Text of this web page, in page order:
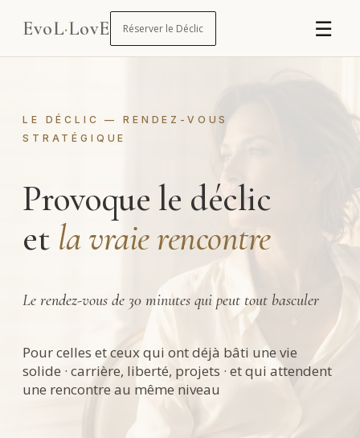
EvoL·LovE ☰
Réserver le Déclic
LE DÉCLIC — RENDEZ-VOUS
STRATÉGIQUE
Provoque le déclic
et la vraie rencontre
Le rendez-vous de 30 minutes qui peut tout basculer
Pour celles et ceux qui ont déjà bâti une vie
solide · carrière, liberté, projets · et qui attendent
une rencontre au même niveau